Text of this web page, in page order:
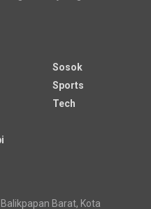
Sosok
Sports
Tech
Barat, Kota